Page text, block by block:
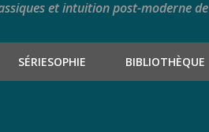
et intuition post-moderne de
SÉRIESOPHIE BIBLIOTHÈQUE